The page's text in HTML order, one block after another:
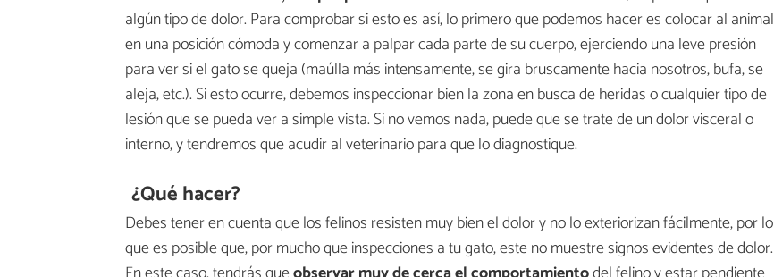
algún tipo de dolor. Para comprobar si esto es así, lo primero que podemos hacer es colocar al animal
en una posición cómoda y comenzar a palpar cada parte de su cuerpo, ejerciendo una leve presión
para ver si el gato se queja (maúlla más intensamente, se gira bruscamente hacia nosotros, bufa, se
aleja, etc.). Si esto ocurre, debemos inspeccionar bien la zona en busca de heridas o cualquier tipo de
lesión que se pueda ver a simple vista. Si no vemos nada, puede que se trate de un dolor visceral o
interno, y tendremos que acudir al veterinario para que lo diagnostique.
¿Qué hacer?
Debes tener en cuenta que los felinos resisten muy bien el dolor y no lo exteriorizan fácilmente, por lo
que es posible que, por mucho que inspecciones a tu gato, este no muestre signos evidentes de dolor.